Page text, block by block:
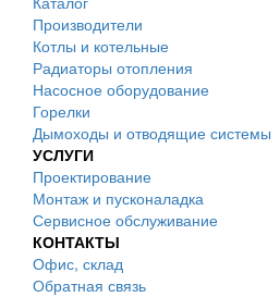
Производители
Котлы и котельные
Радиаторы отопления
Насосное оборудование
Горелки
Дымоходы и отводящие системы
УСЛУГИ
Проектирование
Монтаж и пусконаладка
Сервисное обслуживание
КОНТАКТЫ
Офис, склад
Обратная связь